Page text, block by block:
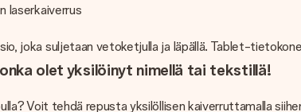
laserkaiverrus
joka suljetaan vetoketjulla ja läpällä. Tablet-
olet yksilöinyt nimellä tai tekstillä!
Voit tehdä repusta yksilöllisen kaiverruttamalla